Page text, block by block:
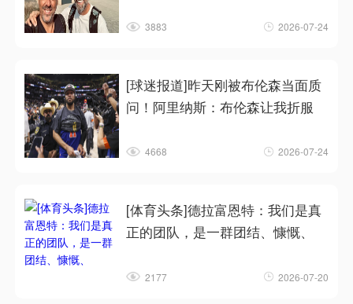
3883 2026-07-24
[球迷报道]昨天刚被布伦森当面质
问！阿里纳斯：布伦森让我折服
4668 2026-07-24
[体育头条]德拉富恩特：我们是真
正的团队，是一群团结、慷慨、
2177 2026-07-20